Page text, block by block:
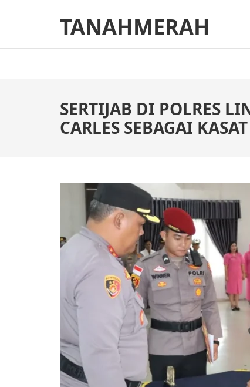
(Press
TANAHMERAH
SERTIJAB DI POLRES
CARLES SEBAGAI